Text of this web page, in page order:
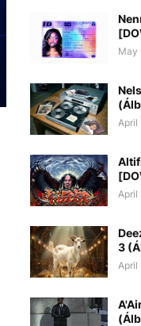
May
April
April
3
April